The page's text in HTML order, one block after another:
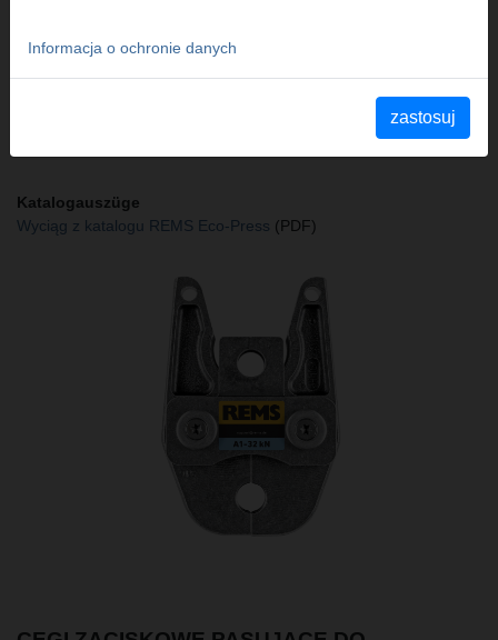
Wskazówki bezpieczeństwa PZ/PR/ZZ/PZ E01/Noży. do kabli
Katalogauszüge
Wyciąg z katalogu REMS Eco-Press (PDF)
Informacja o ochronie danych
zastosuj